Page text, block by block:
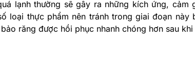
lạnh thường sẽ gây ra những kích ứng,
loại thực phẩm nên tránh trong giai đoạn
răng được hồi phục nhanh chóng hơn sau